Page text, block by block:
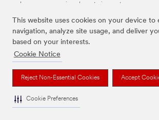
This website uses cookies on your device to
navigation, analyze site usage, and deliver
based on your interests.
Cookie Notice
Reject Non-Essential Cookies Accept
Cookie Preferences
Las marcas mencionadas anteriormente son marcas